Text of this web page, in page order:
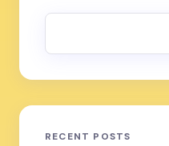
RECENT POSTS